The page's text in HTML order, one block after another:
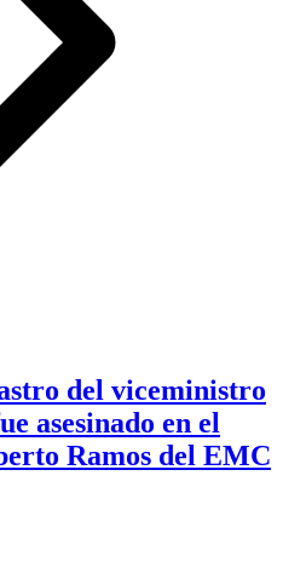
del viceministro
asesinado en el
Ramos del EMC